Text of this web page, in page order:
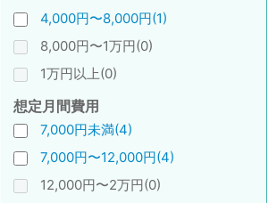
4,000円〜8,000円(1)
8,000円〜1万円(0)
1万円以上(0)
想定月間費用
7,000円未満(4)
7,000円〜12,000円(4)
12,000円〜2万円(0)